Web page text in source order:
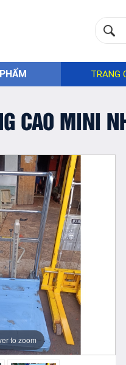
TRANG
CAO MINI
to zoom